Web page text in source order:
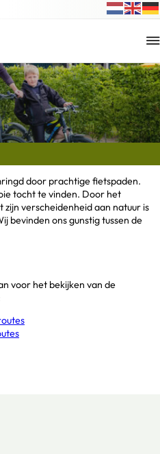
door prachtige fietspaden.
tocht te vinden. Door het
verscheidenheid aan natuur is
bevinden ons gunstig tussen de
voor het bekijken van de